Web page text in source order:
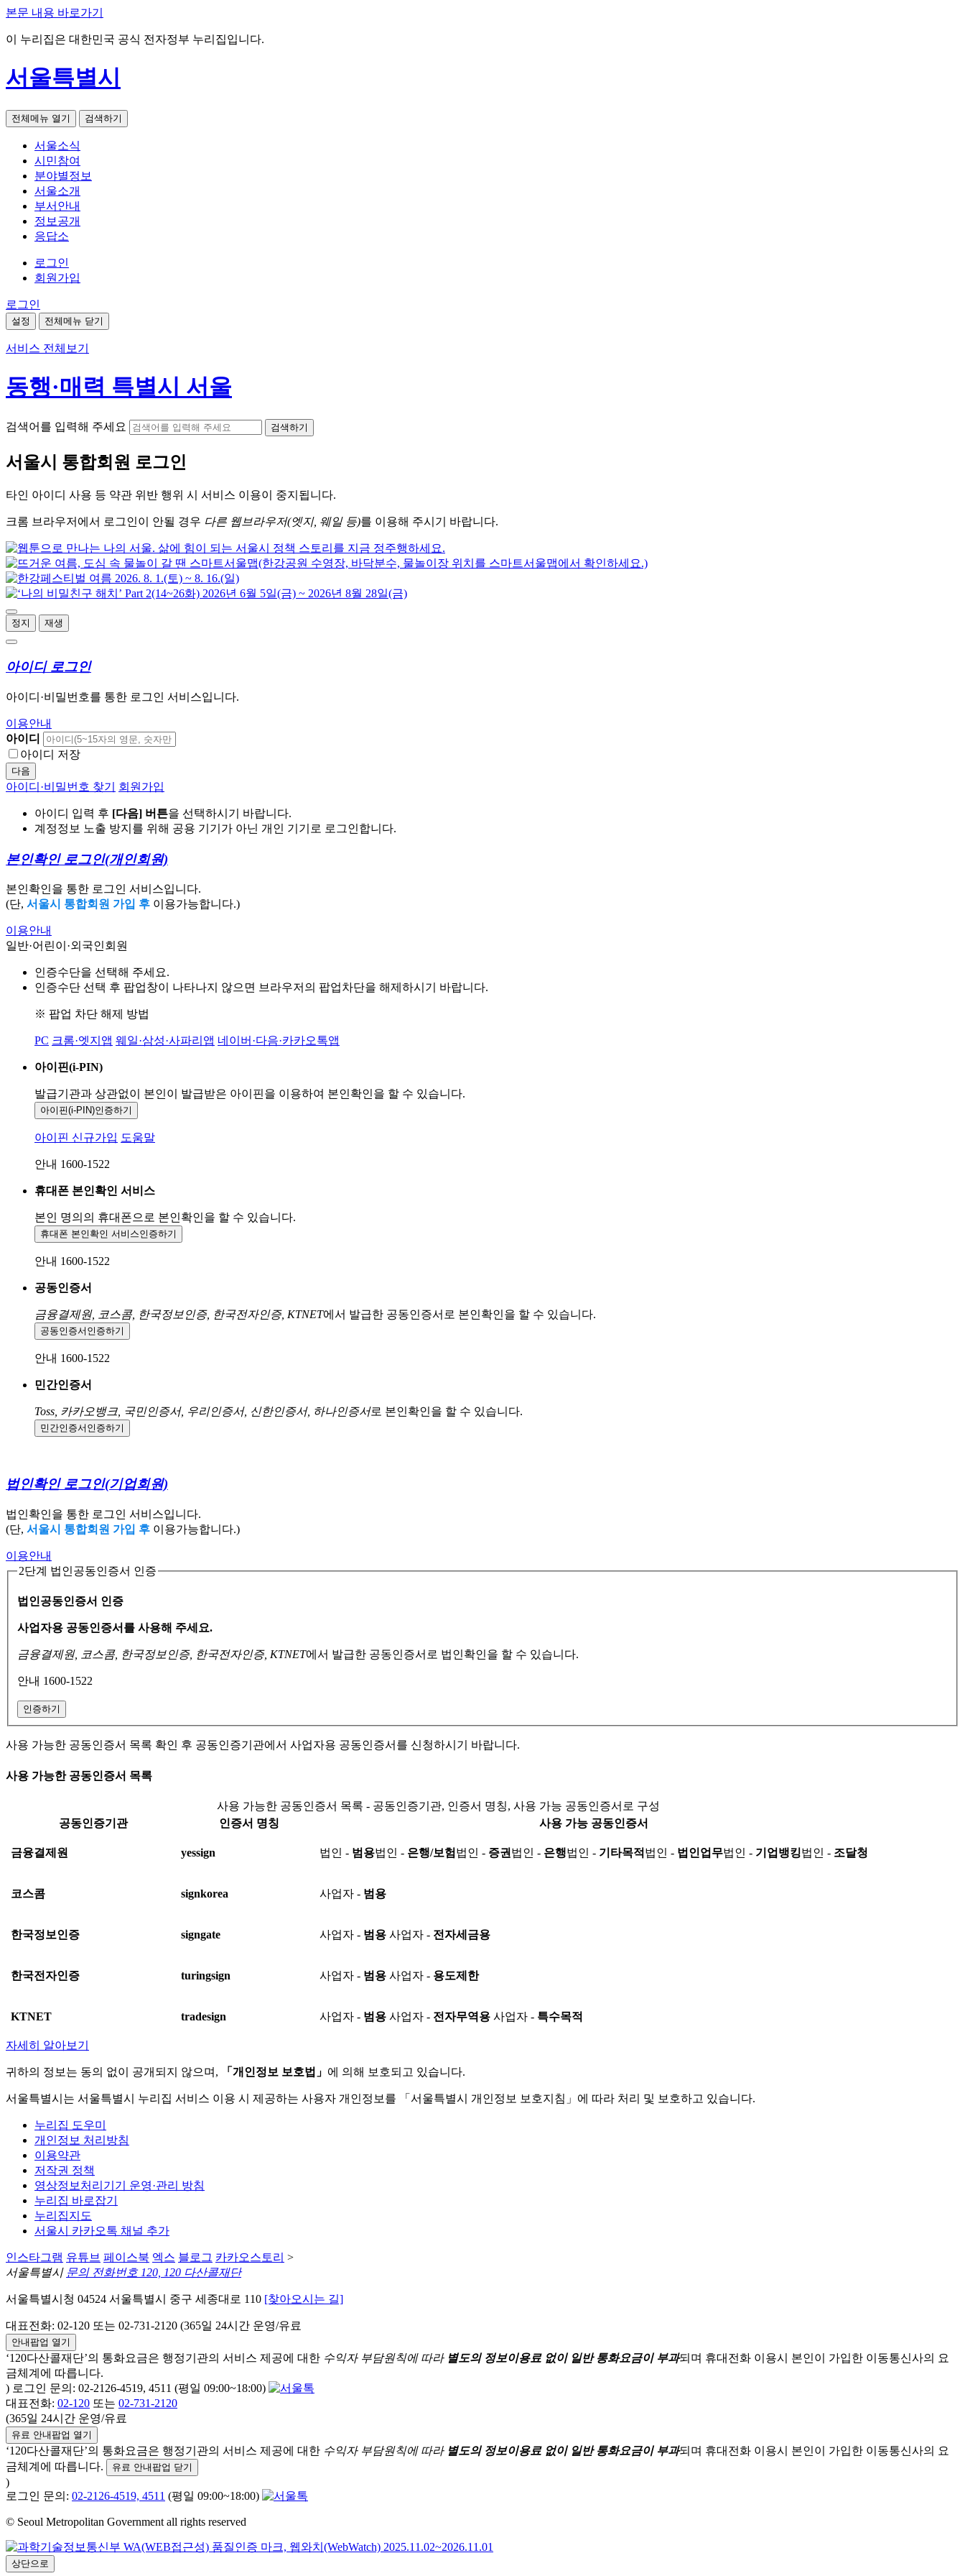
본문 내용 바로가기
이 누리집은 대한민국 공식 전자정부 누리집입니다.
서울특별시
전체메뉴 열기 검색하기
서울소식
시민참여
분야별정보
서울소개
부서안내
정보공개
응답소
로그인
회원가입
로그인
설정 전체메뉴 닫기
서비스 전체보기
동행·매력 특별시 서울
검색어를 입력해 주세요 검색하기
서울시 통합회원 로그인
타인 아이디 사용 등 약관 위반 행위 시 서비스 이용이 중지됩니다.
크롬 브라우저에서 로그인이 안될 경우 다른 웹브라우저(엣지, 웨일 등)를 이용해 주시기 바랍니다.
정지 재생
아이디 로그인
아이디·비밀번호를 통한 로그인 서비스입니다.
이용안내
아이디
아이디 저장
다음
아이디·비밀번호 찾기 회원가입
아이디 입력 후 [다음] 버튼을 선택하시기 바랍니다.
계정정보 노출 방지를 위해 공용 기기가 아닌 개인 기기로 로그인합니다.
본인확인 로그인(개인회원)
본인확인을 통한 로그인 서비스입니다.
(단, 서울시 통합회원 가입 후 이용가능합니다.)
이용안내
일반·어린이·외국인회원
인증수단을 선택해 주세요.
인증수단 선택 후 팝업창이 나타나지 않으면 브라우저의 팝업차단을 해제하시기 바랍니다.
※ 팝업 차단 해제 방법
PC 크롬·엣지앱 웨일·삼성·사파리앱 네이버·다음·카카오톡앱
아이핀(i-PIN)
발급기관과 상관없이 본인이 발급받은 아이핀을 이용하여 본인확인을 할 수 있습니다.
아이핀(i-PIN)인증하기
아이핀 신규가입 도움말
안내 1600-1522
휴대폰 본인확인 서비스
본인 명의의 휴대폰으로 본인확인을 할 수 있습니다.
휴대폰 본인확인 서비스인증하기
안내 1600-1522
공동인증서
금융결제원, 코스콤, 한국정보인증, 한국전자인증, KTNET에서 발급한 공동인증서로 본인확인을 할 수 있습니다.
공동인증서 인증하기
안내 1600-1522
민간인증서
Toss, 카카오뱅크, 국민인증서, 우리인증서, 신한인증서, 하나인증서로 본인확인을 할 수 있습니다.
민간인증서 인증하기
법인확인 로그인(기업회원)
법인확인을 통한 로그인 서비스입니다.
(단, 서울시 통합회원 가입 후 이용가능합니다.)
이용안내
2단계 법인공동인증서 인증
법인공동인증서 인증
사업자용 공동인증서를 사용해 주세요.
금융결제원, 코스콤, 한국정보인증, 한국전자인증, KTNET에서 발급한 공동인증서로 법인확인을 할 수 있습니다.
안내 1600-1522
인증하기
사용 가능한 공동인증서 목록 확인 후 공동인증기관에서 사업자용 공동인증서를 신청하시기 바랍니다.
사용 가능한 공동인증서 목록
사용 가능한 공동인증서 목록 - 공동인증기관, 인증서 명칭, 사용 가능 공동인증서로 구성
공동인증기관
인증서 명칭 사용 가능 공동인증서
금융결제원 yessign 법인 - 범용법인 - 은행/보험 법인 - 증권 법인 - 은행법인 - 기타목적 법인 - 법인업무법인 - 기업뱅킹법인 - 조달청
코스콤 signkorea 사업자 - 범용
한국정보인증 signgate 사업자 - 범용 사업자 - 전자세금용
한국전자인증 turingsign 사업자 - 범용 사업자 - 용도제한
KTNET tradesign 사업자 - 범용 사업자 - 전자무역용 사업자 - 특수목적
자세히 알아보기
귀하의 정보는 동의 없이 공개되지 않으며, 「개인정보 보호법」 에 의해 보호되고 있습니다.
서울특별시는 서울특별시 누리집 서비스 이용 시 제공하는 사용자 개인정보를 「서울특별시 개인정보 보호지침」에 따라 처리 및 보호하고 있습니다.
누리집 도우미
개인정보 처리방침
이용약관
저작권 정책
영상정보처리기기 운영·관리 방침
누리집 바로잡기
누리집지도
서울시 카카오톡 채널 추가
인스타그램 유튜브 페이스북 엑스 블로그 카카오스토리 >
서울특별시 문의 전화번호 120, 120 다산콜재단
서울특별시청 04524 서울특별시 중구 세종대로 110 [찾아오시는 길]
대표전화: 02-120 또는 02-731-2120 (365일 24시간 운영/유료
안내팝업 열기
‘120다산콜재단’의 통화요금은 행정기관의 서비스 제공에 대한 수익자 부담원칙에 따라 별도의 정보이용료 없이 일반 통화요금이 부과되며 휴대전화 이용시 본인이 가입한 이동통신사의 요
금체계에 따릅니다.
) 로그인 문의: 02-2126-4519, 4511 (평일 09:00~18:00)
대표전화: 02-120 또는 02-731-2120
(365일 24시간 운영/유료
유료 안내팝업 열기
‘120다산콜재단’의 통화요금은 행정기관의 서비스 제공에 대한 수익자 부담원칙에 따라 별도의 정보이용료 없이 일반 통화요금이 부과되며 휴대전화 이용시 본인이 가입한 이동통신사의 요
금체계에 따릅니다.
유료 안내팝업 닫기
)
로그인 문의: 02-2126-4519, 4511 (평일 09:00~18:00)
© Seoul Metropolitan Government all rights reserved
상단으로